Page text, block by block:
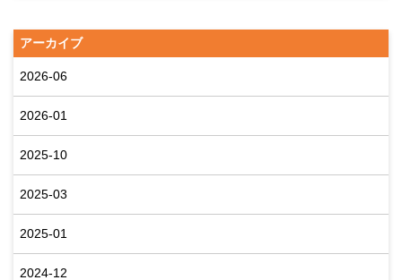
アーカイブ
2026-06
2026-01
2025-10
2025-03
2025-01
2024-12